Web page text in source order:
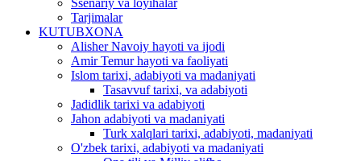
Ssenariy va loyihalar
Tarjimalar
KUTUBXONA
Alisher Navoiy hayoti va ijodi
Amir Temur hayoti va faoliyati
Islom tarixi, adabiyoti va madaniyati
Tasavvuf tarixi, va adabiyoti
Jadidlik tarixi va adabiyoti
Jahon adabiyoti va madaniyati
Turk xalqlari tarixi, adabiyoti, madaniyati
O'zbek tarixi, adabiyoti va madaniyati